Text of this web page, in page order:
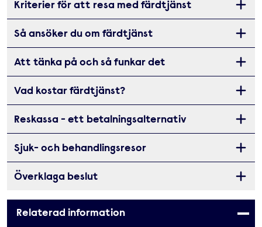
Kriterier för att resa med färdtjänst
Så ansöker du om färdtjänst
Att tänka på och så funkar det
Vad kostar färdtjänst?
Reskassa - ett betalningsalternativ
Sjuk- och behandlingsresor
Överklaga beslut
Relaterad information